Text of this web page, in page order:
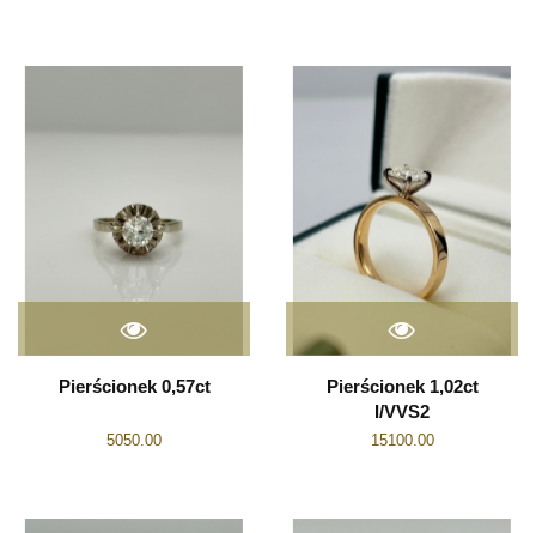
Pierścionek 0,57ct
5050.00
Pierścionek 1,02ct
I/VVS2
15100.00